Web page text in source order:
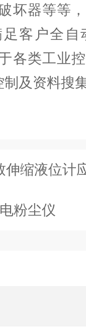
坏器等等
客户全
各类工业
及资料搜
伸缩液位计
粉尘仪